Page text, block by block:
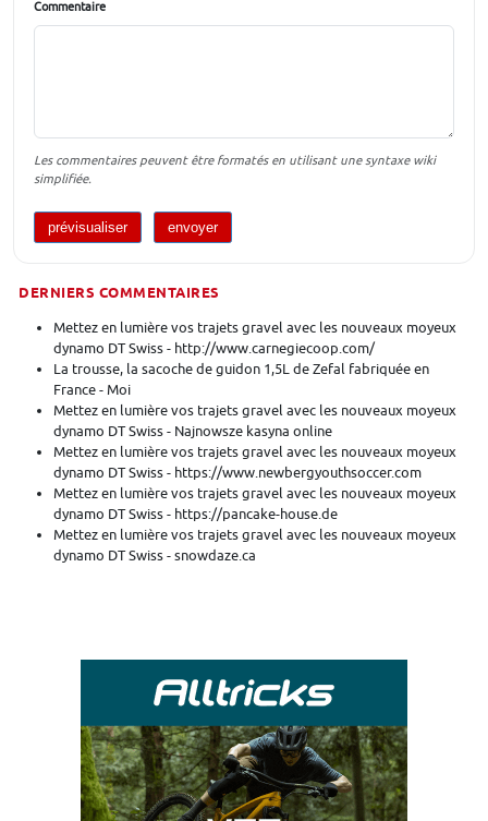
Commentaire
Les commentaires peuvent être formatés en utilisant une syntaxe wiki
simplifiée.
DERNIERS COMMENTAIRES
Mettez en lumière vos trajets gravel avec les nouveaux moyeux
dynamo DT Swiss - http://www.carnegiecoop.com/
La trousse, la sacoche de guidon 1,5L de Zefal fabriquée en
France - Moi
Mettez en lumière vos trajets gravel avec les nouveaux moyeux
dynamo DT Swiss - Najnowsze kasyna online
Mettez en lumière vos trajets gravel avec les nouveaux moyeux
dynamo DT Swiss - https://www.newbergyouthsoccer.com
Mettez en lumière vos trajets gravel avec les nouveaux moyeux
dynamo DT Swiss - https://pancake-house.de
Mettez en lumière vos trajets gravel avec les nouveaux moyeux
dynamo DT Swiss - snowdaze.ca